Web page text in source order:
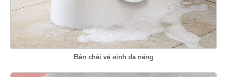
Bàn chải vệ sinh đa năng